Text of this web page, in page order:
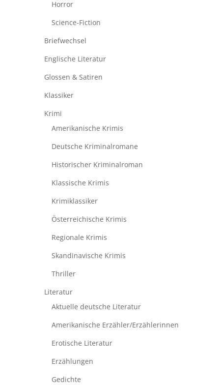
Horror
Science-Fiction
Briefwechsel
Englische Literatur
Glossen & Satiren
Klassiker
Krimi
Amerikanische Krimis
Deutsche Kriminalromane
Historischer Kriminalroman
Klassische Krimis
Krimiklassiker
Österreichische Krimis
Regionale Krimis
Skandinavische Krimis
Thriller
Literatur
Aktuelle deutsche Literatur
Amerikanische Erzähler/Erzählerinnen
Erotische Literatur
Erzählungen
Gedichte